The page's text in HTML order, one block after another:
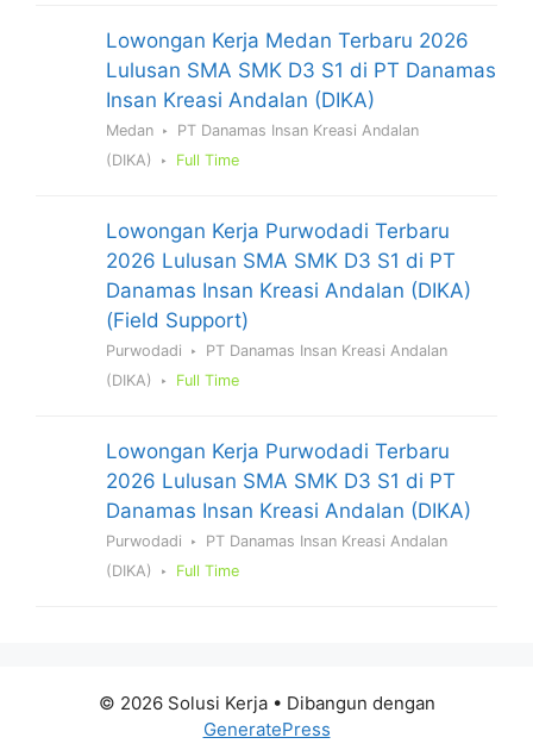
Lowongan Kerja Medan Terbaru 2026
Lulusan SMA SMK D3 S1 di PT Danamas
Insan Kreasi Andalan (DIKA)
Medan
PT Danamas Insan Kreasi Andalan
(DIKA)
Full Time
Lowongan Kerja Purwodadi Terbaru
2026 Lulusan SMA SMK D3 S1 di PT
Danamas Insan Kreasi Andalan (DIKA)
(Field Support)
Purwodadi
PT Danamas Insan Kreasi Andalan
(DIKA)
Full Time
Lowongan Kerja Purwodadi Terbaru
2026 Lulusan SMA SMK D3 S1 di PT
Danamas Insan Kreasi Andalan (DIKA)
Purwodadi
PT Danamas Insan Kreasi Andalan
(DIKA)
Full Time
© 2026 Solusi Kerja• Dibangun dengan
GeneratePress